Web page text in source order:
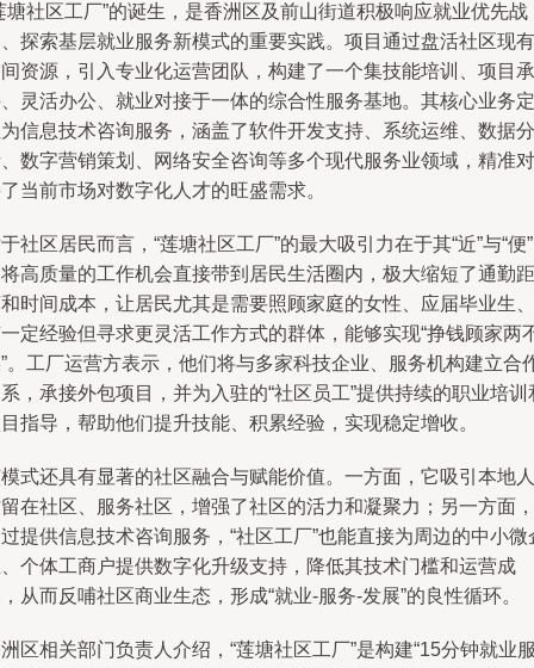
塘社区工厂”的诞生，是香洲区及前山街道积极响应就业优先战
探索基层就业服务新模式的重要实践。项目通过盘活社区现有
资源，引入专业化运营团队，构建了一个集技能培训、项目承
灵活办公、就业对接于一体的综合性服务基地。其核心业务定
信息技术咨询服务，涵盖了软件开发支持、系统运维、数据分
数字营销策划、网络安全咨询等多个现代服务业领域，精准对
当前市场对数字化人才的旺盛需求。
社区居民而言，“莲塘社区工厂”的最大吸引力在于其“近”与“便
高质量的工作机会直接带到居民生活圈内，极大缩短了通勤距
时间成本，让居民尤其是需要照顾家庭的女性、应届毕业生、
定经验但寻求更灵活工作方式的群体，能够实现“挣钱顾家两
。工厂运营方表示，他们将与多家科技企业、服务机构建立合
，承接外包项目，并为入驻的“社区员工”提供持续的职业培训
指导，帮助他们提升技能、积累经验，实现稳定增收。
式还具有显著的社区融合与赋能价值。一方面，它吸引本地人
在社区、服务社区，增强了社区的活力和凝聚力；另一方面，
提供信息技术咨询服务，“社区工厂”也能直接为周边的中小微
个体工商户提供数字化升级支持，降低其技术门槛和运营成
从而反哺社区商业生态，形成“就业-服务-发展”的良性循环。
区相关部门负责人介绍，“莲塘社区工厂”是构建“15分钟就业